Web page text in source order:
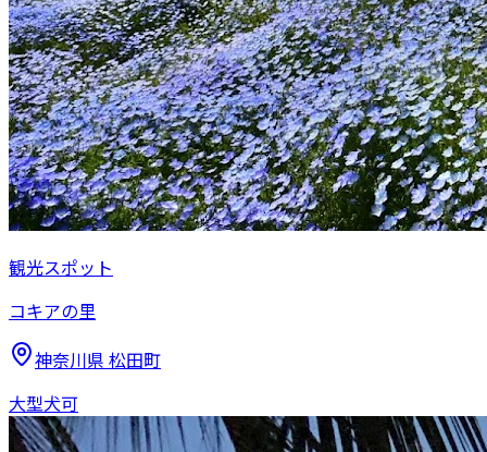
観光スポット
コキアの里
神奈川県 松田町
大型犬可